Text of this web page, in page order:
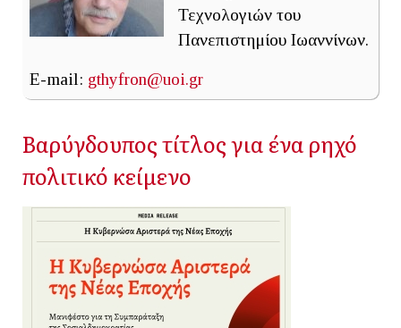
Τεχνολογιών του
Πανεπιστημίου Ιωαννίνων.
E-mail: gthyfron@uoi.gr
Βαρύγδουπος τίτλος για ένα ρηχό
πολιτικό κείμενο